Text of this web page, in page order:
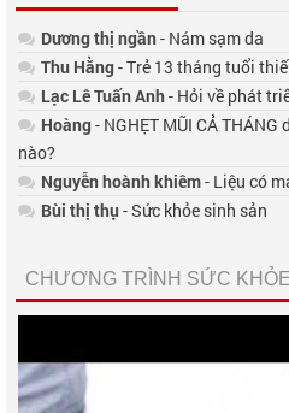
Dương thị ngần- Nám sạm da
Thu Hằng- Trẻ 13 tháng tuổi
Lạc Lê Tuấn Anh- Hỏi về phát
Hoàng- NGHẸT MŨI CẢ
nào?
Nguyễn hoành khiêm- Liệu có
Bùi thị thụ- Sức khỏe sinh sản
CHƯƠNG TRÌNH SỨC KHỎE